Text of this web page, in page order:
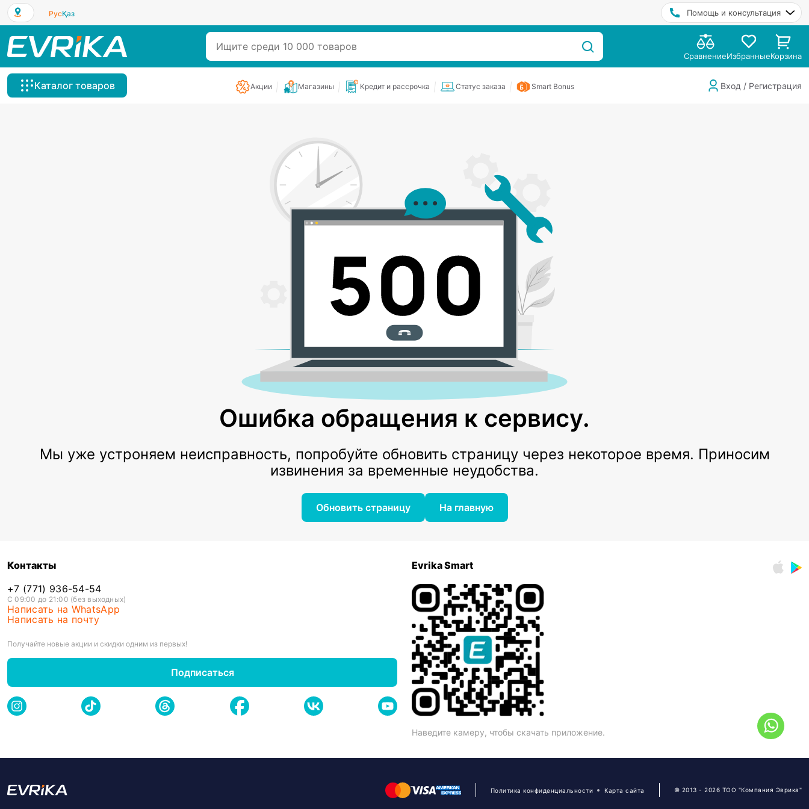
РусҚаз Помощь и консультация
СравнениеИзбранныеКорзина
Каталог товаров Акции Магазины Кредит и рассрочка Статус заказа Smart Bonus Вход / Регистрация
Ошибка обращения к сервису.
Мы уже устроняем неисправность, попробуйте обновить страницу через некоторое время. Приносим
извинения за временные неудобства.
Обновить страницу На главную
Контакты
+7 (771) 936-54-54
С 09:00 до 21:00 (без выходных)
Написать на WhatsApp
Написать на почту
Получайте новые акции и скидки одним из первых!
Подписаться
Evrika Smart
Наведите камеру, чтобы скачать приложение.
Политика конфиденциальности Карта сайта © 2013 - 2026 ТОО "Компания Эврика"